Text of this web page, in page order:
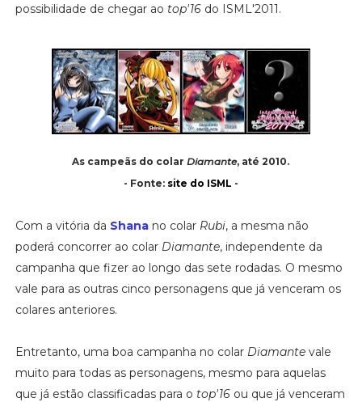
possibilidade de chegar ao top'16do ISML'2011.
As campeãs do colarDiamante, até 2010.
- Fonte: site do ISML -
Com a vitória da Shanano colar Rubi, a mesma não
poderá concorrer ao colar Diamante, independente da
campanha que fizer ao longo das sete rodadas. O mesmo
vale para as outras cinco personagens que já venceram os
colares anteriores.
Entretanto, uma boa campanha no colar Diamantevale
muito para todas as personagens, mesmo para aquelas
que já estão classificadas para o top'16ou que já venceram